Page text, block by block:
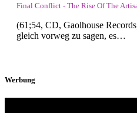
Final Conflict - The Rise Of The
(61;54, CD, Gaolhouse
gleich vorweg zu sagen, es…
Werbung